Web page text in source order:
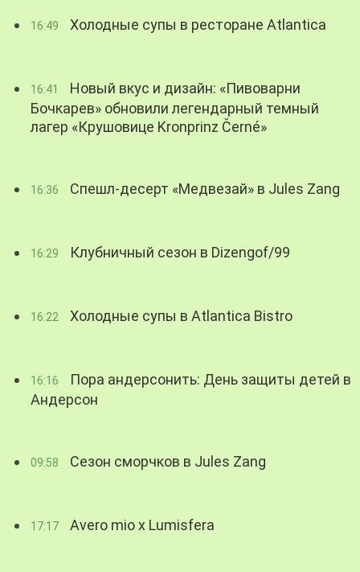
16:49 Холодные супы в ресторане Atlantica
16:41
Новый вкус и дизайн: «Пивоварни
Бочкарев» обновили легендарный темный
лагер «Крушовице Kronprinz Černé»
16:36 Спешл-десерт «Медвезай» в Jules Zang
16:29 Клубничный сезон в Dizengof/99
16:22 Холодные супы в Atlantica Bistro
16:16
Пора андерсонить: День защиты детей в
Андерсон
09:58 Сезон сморчков в Jules Zang
17:17 Avero mio x Lumisfera